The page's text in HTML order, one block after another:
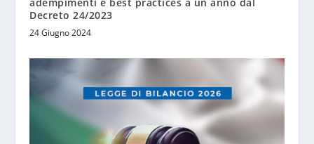
Decreto 24/2023
24 Giugno 2024